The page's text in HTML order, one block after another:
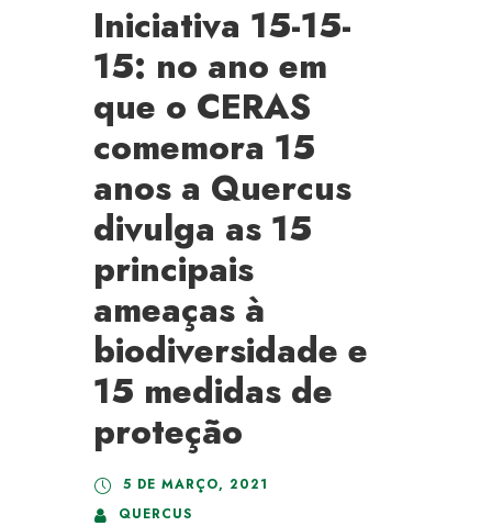
Iniciativa 15-15-
15: no ano em
que o CERAS
comemora 15
anos a Quercus
divulga as 15
principais
ameaças à
biodiversidade e
15 medidas de
proteção
5 DE MARÇO, 2021
QUERCUS